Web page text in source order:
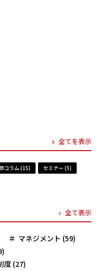
コラム (15) セミナー (5)
全てを表示
マネジメント (59)
度 (27)
全て表示